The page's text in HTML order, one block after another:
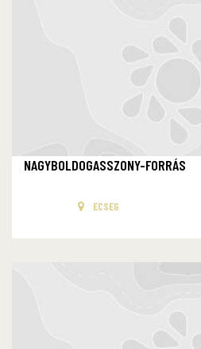
NAGYBOLDOGASSZONY-FORRÁS
ECSEG